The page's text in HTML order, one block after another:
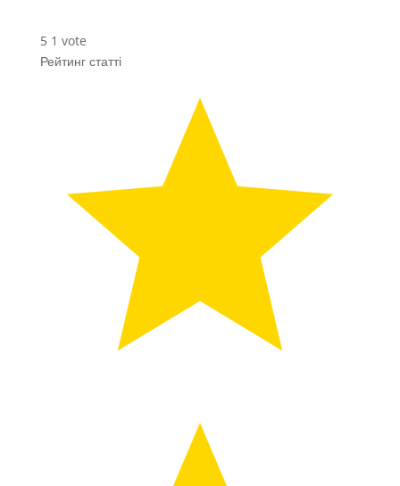
5 1 vote
Рейтинг статті